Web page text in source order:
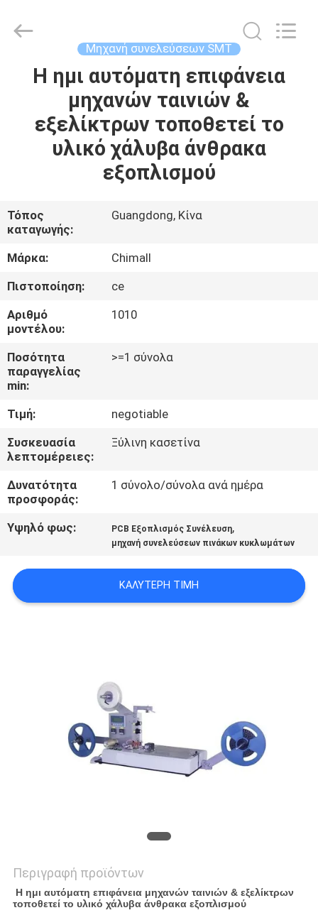
ΣΠΊΤΙ
ΠΡΟΪΌΝΤΑ
ΓΎΡΟΣ
ΕΡΓΟΣΤΑΣΊΩΝ
ΠΟΙΟΤΙΚΌΣ
ΈΛΕΓΧΟΣ
ΜΑΣ
ΣΕ
ΕΠΑΦΉ
ΖΗΤΉΣΤΕ
ΈΝΑ
ΑΠΌΣΠΑΣΜΑ
SITEMAP
Limited.
Μηχανή συνελεύσεων SMT
Η ημι αυτόματη επιφάνεια
μηχανών ταινιών &
εξελίκτρων τοποθετεί το
υλικό χάλυβα άνθρακα
εξοπλισμού
Τόπος
καταγωγής:
Guangdong, Κίνα
Μάρκα:
Chimall
Πιστοποίηση:
ce
Αριθμό
μοντέλου:
1010
Ποσότητα
παραγγελίας
min:
>=1 σύνολα
Τιμή:
negotiable
Συσκευασία
λεπτομέρειες:
Ξύλινη κασετίνα
Δυνατότητα
προσφοράς:
1 σύνολο/σύνολα ανά ημέρα
Υψηλό φως: PCB Εξοπλισμός Συνέλευση,
μηχανή συνελεύσεων πινάκων κυκλωμάτων
ΚΑΛΎΤΕΡΗ ΤΙΜΉ
Περιγραφή προϊόντων
Η ημι αυτόματη επιφάνεια μηχανών ταινιών & εξελίκτρων
τοποθετεί το υλικό χάλυβα άνθρακα εξοπλισμού